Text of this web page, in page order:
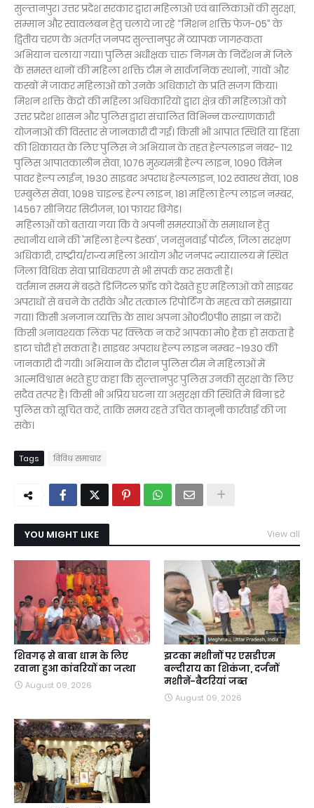
सुल्तानपुर। उत्तर प्रदेश सरकार द्वारा महिलाओं एवं बालिकाओं की सुरक्षा,
सम्मान और स्वावलंबन हेतु चलाये जा रहे “मिशन शक्ति फेज-05” के
द्वितीय चरण के अंतर्गत जनपद सुल्तानपुर में व्यापक जागरूकता
अभियान चलाया गया। पुलिस अधीक्षक चारु निगम के निर्देशन में जिले
के समस्त थानों की महिला शक्ति टीम ने सार्वजनिक स्थानों, गांवों और
कस्बों में जाकर महिलाओं को उनके अधिकारों के प्रति सजग किया।
मिशन शक्ति केंद्रों की महिला अधिकारियों द्वारा क्षेत्र की महिलाओं को
उत्तर प्रदेश शासन और पुलिस द्वारा संचालित विभिन्न कल्याणकारी
योजनाओं की विस्तार से जानकारी दी गई। किसी भी आपात स्थिति या हिंसा
की शिकायत के लिए पुलिस ने अभियान के तहत हेल्पलाइन नंबर- 112
पुलिस आपातकालीन सेवा, 1076 मुख्यमंत्री हेल्प लाइन, 1090 विमेन
पावर हेल्प लाईन, 1930 साइबर अपराध हेल्पलाइन, 102 स्वास्थ सेवा, 108
एम्बुलेंस सेवा, 1098 चाइल्ड हेल्प लाइन, 181 महिला हेल्प लाइन नम्बर,
14567 सीनियर सिटीजन, 101 फायर ब्रिगेड।
महिलाओं को बताया गया कि वे अपनी समस्याओं के समाधान हेतु
स्थानीय थाने की 'महिला हेल्प डेस्क', जनसुनवाई पोर्टल, जिला संरक्षण
अधिकारी, राष्ट्रीय/राज्य महिला आयोग और जनपद न्यायालय में स्थित
जिला विधिक सेवा प्राधिकरण से भी संपर्क कर सकती हैं।
वर्तमान समय में बढ़ते डिजिटल फ्रॉड को देखते हुए महिलाओं को साइबर
अपराधों से बचने के तरीके और तत्काल रिपोर्टिंग के महत्व को समझाया
गया। किसी अनजान व्यक्ति के साथ अपना ओ0टी0पी0 साझा न करें।
किसी अनावश्यक लिंक पर क्लिक न करें आपका मो0 हैक हो सकता है
डाटा चोरी हो सकता है। साइबर अपराध हेल्प लाइन नम्बर -1930 की
जानकारी दी गयी। अभियान के दौरान पुलिस टीम ने महिलाओं में
आत्मविश्वास भरते हुए कहा कि सुल्तानपुर पुलिस उनकी सुरक्षा के लिए
सदैव तत्पर है। किसी भी अप्रिय घटना या असुरक्षा की स्थिति में बिना डरे
पुलिस को सूचित करें, ताकि समय रहते उचित कानूनी कार्रवाई की जा
सके।
Tags विविध समाचार
YOU MIGHT LIKE View all
शिवगढ़ से बाबा धाम के लिए
रवाना हुआ कांवरियों का जत्था
August 09, 2026
झटका मशीनों पर एसडीएम
बल्दीराय का शिकंजा, दर्जनों
मशीनें-बैटरियां जब्त
August 09, 2026